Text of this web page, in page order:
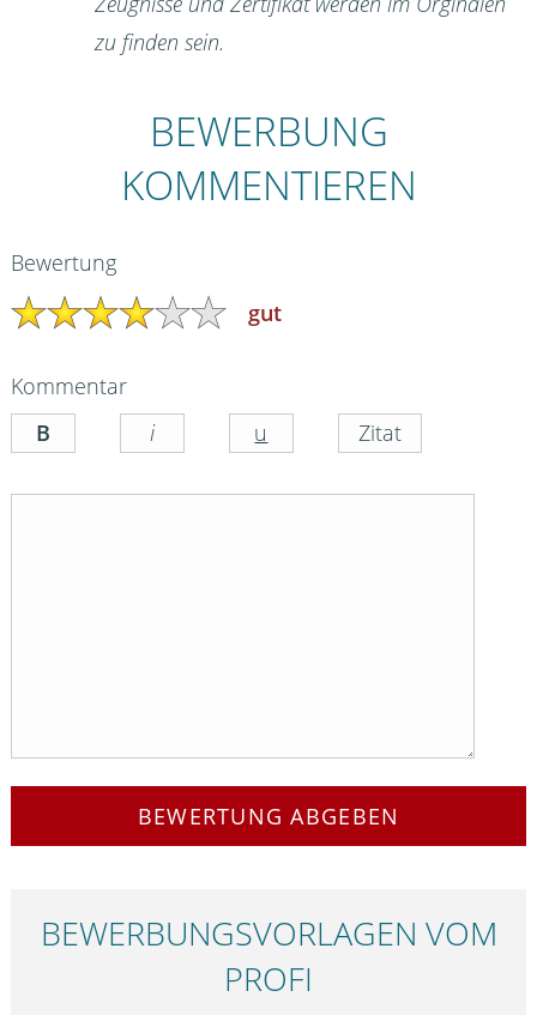
zu finden sein.
BEWERBUNG
KOMMENTIEREN
Bewertung
gut
Kommentar
BEWERTUNG ABGEBEN
BEWERBUNGS­VORLAGEN VOM
PROFI